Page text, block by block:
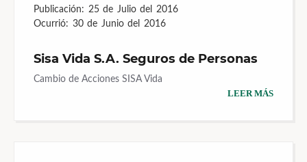
Publicación: 25 de Julio del 2016
Ocurrió: 30 de Junio del 2016
Sisa Vida S.A. Seguros de Personas
Cambio de Acciones SISA Vida
LEER MÁS